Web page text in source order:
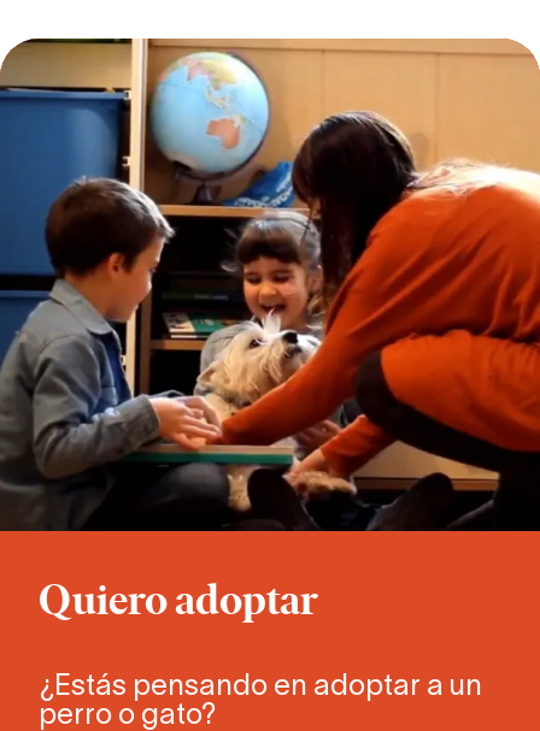
Quiero adoptar
¿Estás pensando en adoptar a un
perro o gato?